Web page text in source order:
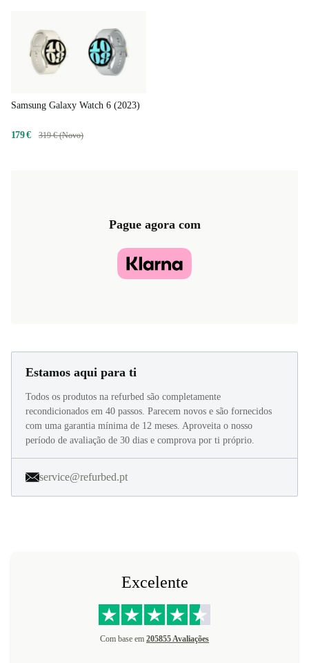
Samsung Galaxy Watch 6 (2023)
179 € 319 € (Novo)
Pague agora com
Estamos aqui para ti
Todos os produtos na refurbed são completamente
recondicionados em 40 passos. Parecem novos e são fornecidos
com uma garantia mínima de 12 meses. Aproveita o nosso
período de avaliação de 30 dias e comprova por ti próprio.
service@refurbed.pt
Excelente
Com base em 205855 Avaliações